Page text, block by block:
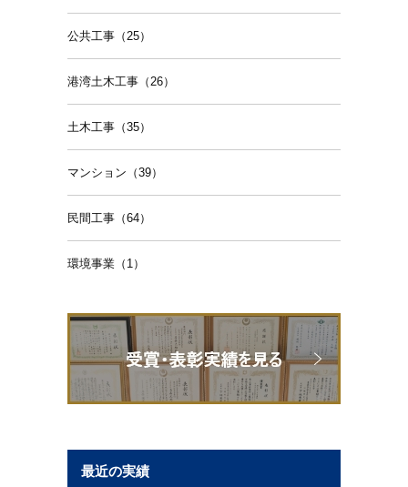
公共工事（25）
港湾土木工事（26）
土木工事（35）
マンション（39）
民間工事（64）
環境事業（1）
最近の実績